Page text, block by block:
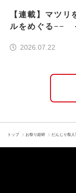
【連載】マツ
ルをめぐる−−
2026.07.22
トップ お祭り総研 だんじり祭人